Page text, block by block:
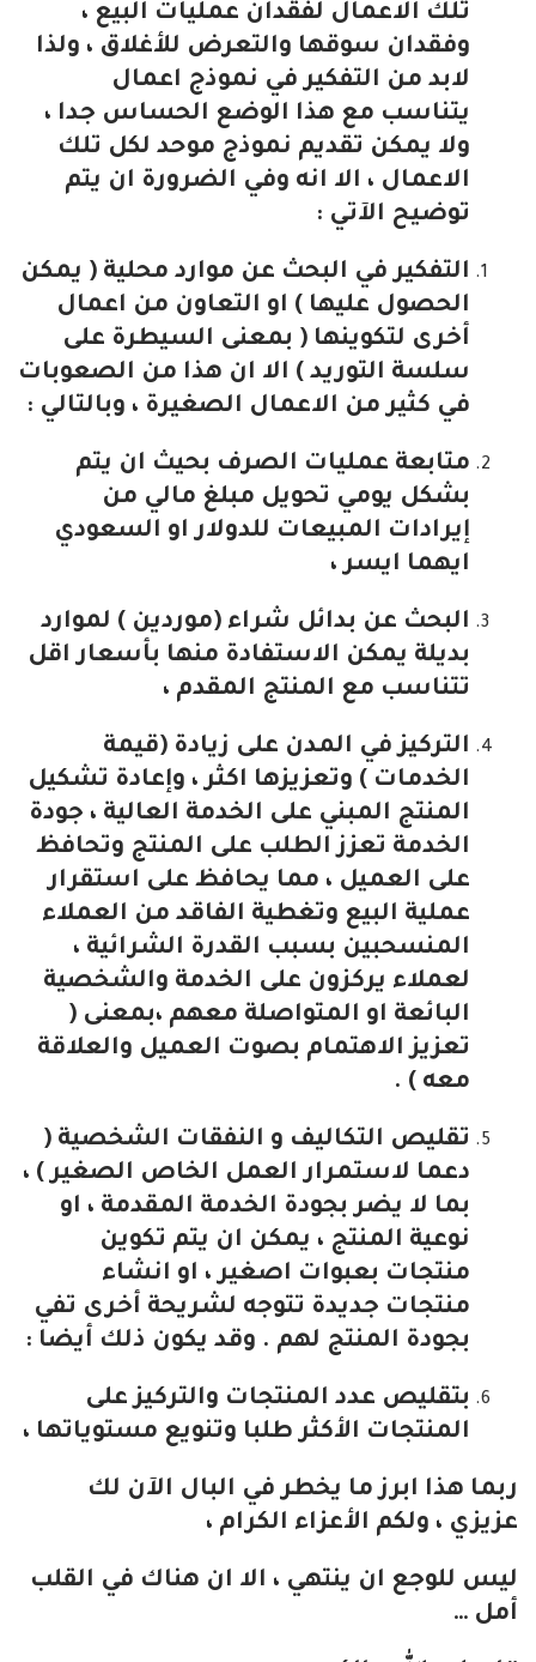
تلك الاعمال لفقدان عمليات البيع ،
وفقدان سوقها والتعرض للأغلاق ، ولذا
لابد من التفكير في نموذج اعمال
يتناسب مع هذا الوضع الحساس جدا ،
ولا يمكن تقديم نموذج موحد لكل تلك
الاعمال ، الا انه وفي الضرورة ان يتم
توضيح الآتي :
التفكير في البحث عن موارد محلية ( يمكن
الحصول عليها ) او التعاون من اعمال
أخرى لتكوينها ( بمعنى السيطرة على
سلسة التوريد ) الا ان هذا من الصعوبات
في كثير من الاعمال الصغيرة ، وبالتالي :
متابعة عمليات الصرف بحيث ان يتم
بشكل يومي تحويل مبلغ مالي من
إيرادات المبيعات للدولار او السعودي
ايهما ايسر ،
البحث عن بدائل شراء (موردين ) لموارد
بديلة يمكن الاستفادة منها بأسعار اقل
تتناسب مع المنتج المقدم ،
التركيز في المدن على زيادة (قيمة
الخدمات ) وتعزيزها اكثر ، وإعادة تشكيل
المنتج المبني على الخدمة العالية ، جودة
الخدمة تعزز الطلب على المنتج وتحافظ
على العميل ، مما يحافظ على استقرار
عملية البيع وتغطية الفاقد من العملاء
المنسحبين بسبب القدرة الشرائية ،
لعملاء يركزون على الخدمة والشخصية
البائعة او المتواصلة معهم ،بمعنى (
تعزيز الاهتمام بصوت العميل والعلاقة
معه ) .
تقليص التكاليف و النفقات الشخصية (
دعما لاستمرار العمل الخاص الصغير ) ،
بما لا يضر بجودة الخدمة المقدمة ، او
نوعية المنتج ، يمكن ان يتم تكوين
منتجات بعبوات اصغير ، او انشاء
منتجات جديدة تتوجه لشريحة أخرى تفي
بجودة المنتج لهم . وقد يكون ذلك أيضا :
بتقليص عدد المنتجات والتركيز على
المنتجات الأكثر طلبا وتنويع مستوياتها ،
ربما هذا ابرز ما يخطر في البال الآن لك
عزيزي ، ولكم الأعزاء الكرام ،
ليس للوجع ان ينتهي ، الا ان هناك في القلب
أمل …